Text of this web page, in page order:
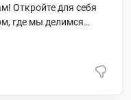
Откройте для себя
где мы делимся